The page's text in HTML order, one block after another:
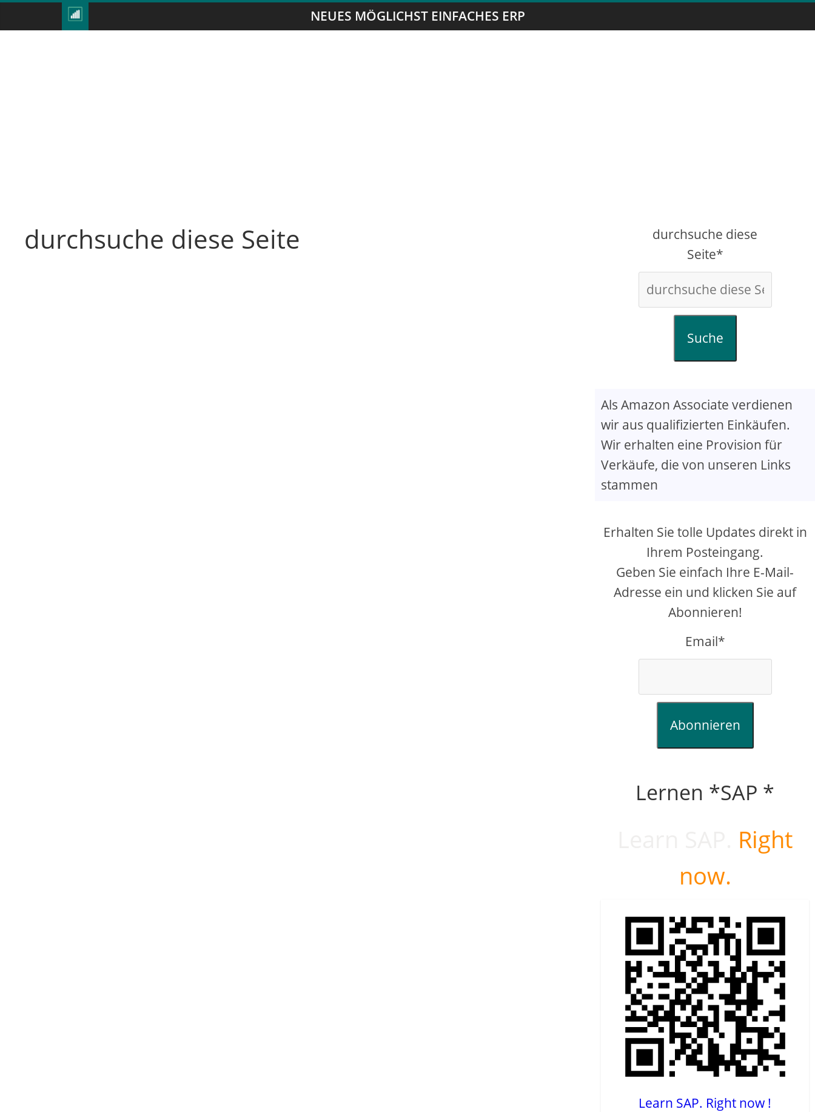
NEUES MÖGLICHST EINFACHES ERP
durchsuche diese Seite
durchsuche diese
Seite*
Suche
Als Amazon Associate verdienen
wir aus qualifizierten Einkäufen.
Wir erhalten eine Provision für
Verkäufe, die von unseren Links
stammen
Erhalten Sie tolle Updates direkt in
Ihrem Posteingang.
Geben Sie einfach Ihre E-Mail-
Adresse ein und klicken Sie auf
Abonnieren!
Email*
Abonnieren
Lernen *SAP *
Right
now.
Learn SAP. Right now !